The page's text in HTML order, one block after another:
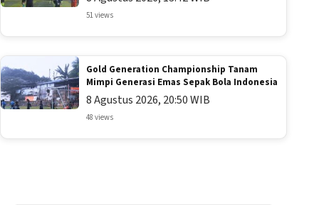
51 views
Gold Generation Championship Tanam
Mimpi Generasi Emas Sepak Bola Indonesia
8 Agustus 2026, 20:50 WIB
48 views